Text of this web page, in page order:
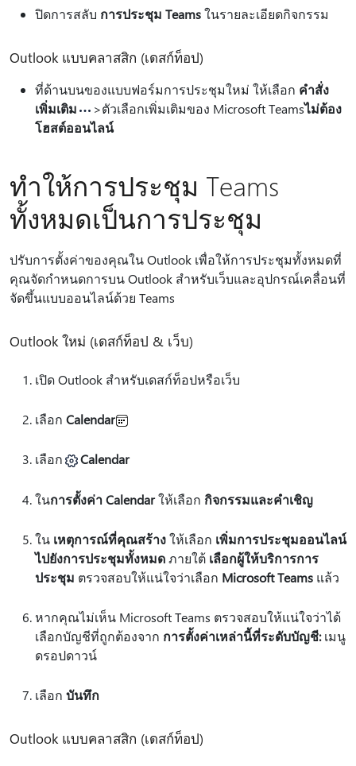
ปิดการสลับ การประชุม Teamsในรายละเอียดกิจกรรม
Outlook แบบคลาสสิก (เดสก์ท็อป)
ที่ด้านบนของแบบฟอร์มการประชุมใหม่ ให้เลือก คําสั่ง
เพิ่มเติม
>ตัวเลือกเพิ่มเติมของ Microsoft Teamsไม่ต้อง
โฮสต์ออนไลน์
ทําให้การประชุม Teams
ทั้งหมดเป็นการประชุม
ปรับการตั้งค่าของคุณใน Outlook เพื่อให้การประชุมทั้งหมดที่
คุณจัดกําหนดการบน Outlook สําหรับเว็บและอุปกรณ์เคลื่อนที่
จัดขึ้นแบบออนไลน์ด้วย Teams
Outlook ใหม่ (เดสก์ท็อป & เว็บ)
เปิด Outlook สําหรับเดสก์ท็อปหรือเว็บ
เลือก Calendar
เลือก Calendar
ในการตั้งค่า Calendarให้เลือก กิจกรรมและคําเชิญ
ใน เหตุการณ์ที่คุณสร้างให้เลือก เพิ่มการประชุมออนไลน์
ไปยังการประชุมทั้งหมดภายใต้ เลือกผู้ให้บริการการ
ประชุม ตรวจสอบให้แน่ใจว่าเลือก Microsoft Teams แล้ว
หากคุณไม่เห็น Microsoft Teams ตรวจสอบให้แน่ใจว่าได้
เลือกบัญชีที่ถูกต้องจาก การตั้งค่าเหล่านี้ที่ระดับบัญชี:เมนู
ดรอปดาวน์
เลือก บันทึก
Outlook แบบคลาสสิก (เดสก์ท็อป)